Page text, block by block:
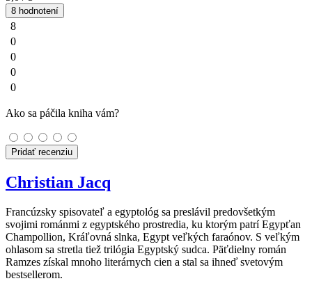
8 hodnotení
8
0
0
0
0
Ako sa páčila kniha vám?
Pridať recenziu
Christian Jacq
Francúzsky spisovateľ a egyptológ sa preslávil predovšetkým
svojimi románmi z egyptského prostredia, ku ktorým patrí Egypťan
Champollion, Kráľovná slnka, Egypt veľkých faraónov. S veľkým
ohlasom sa stretla tiež trilógia Egyptský sudca. Päťdielny román
Ramzes získal mnoho literárnych cien a stal sa ihneď svetovým
bestsellerom.